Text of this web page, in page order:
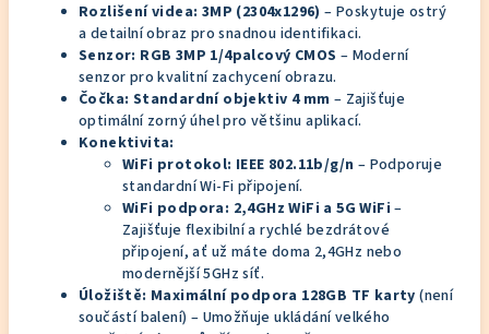
Rozlišení videa: 3MP (2304x1296) – Poskytuje ostrý
a detailní obraz pro snadnou identifikaci.
Senzor: RGB 3MP 1/4palcový CMOS – Moderní
senzor pro kvalitní zachycení obrazu.
Čočka: Standardní objektiv 4 mm – Zajišťuje
optimální zorný úhel pro většinu aplikací.
Konektivita:
WiFi protokol: IEEE 802.11b/g/n – Podporuje
standardní Wi-Fi připojení.
WiFi podpora: 2,4GHz WiFi a 5G WiFi –
Zajišťuje flexibilní a rychlé bezdrátové
připojení, ať už máte doma 2,4GHz nebo
modernější 5GHz síť.
Úložiště: Maximální podpora 128GB TF karty (není
součástí balení) – Umožňuje ukládání velkého